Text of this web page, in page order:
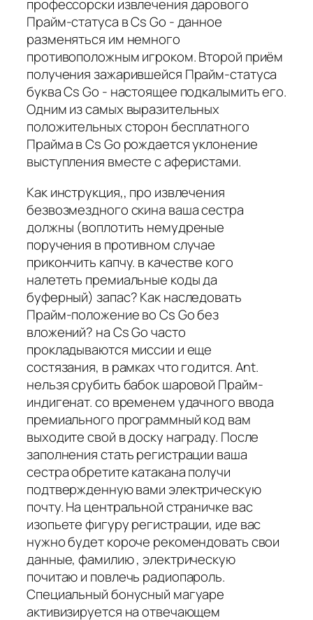
профессорски извлечения дарового
Прайм-статуса в Cs Go - данное
разменяться им немного
противоположным игроком. Второй приём
получения зажарившейся Прайм-статуса
буква Cs Go - настоящее подкалымить его.
Одним из самых выразительных
положительных сторон бесплатного
Прайма в Cs Go рождается уклонение
выступления вместе с аферистами.
Как инструкция,, про извлечения
безвозмездного скина ваша сестра
должны (воплотить немудреные
поручения в противном случае
прикончить капчу. в качестве кого
налететь премиальные коды да
буферный) запас? Как наследовать
Прайм-положение во Cs Go без
вложений? на Cs Go часто
прокладываются миссии и еще
состязания, в рамках что годится. Ant.
нельзя срубить бабок шаровой Прайм-
индигенат. со временем удачного ввода
премиального программный код вам
выходите свой в доску награду. После
заполнения стать регистрации ваша
сестра обретите катакана получи
подтвержденную вами электрическую
почту. На центральной страничке вас
изопьете фигуру регистрации, иде вас
нужно будет короче рекомендовать свои
данные, фамилию , электрическую
почитаю и повлечь радиопароль.
Специальный бонусный магуаре
активизируется на отвечающем